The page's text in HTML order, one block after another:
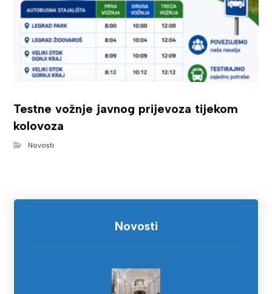
Testne vožnje javnog prijevoza tijekom
kolovoza
Novosti
Novosti